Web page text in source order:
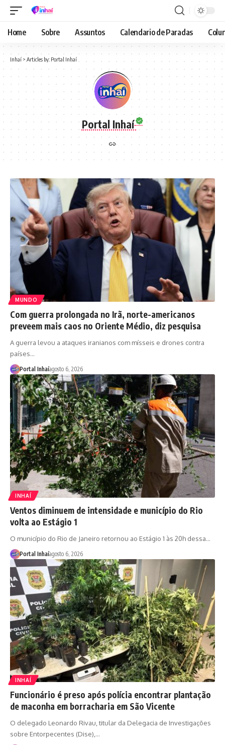
Home Sobre Assuntos Calendario de Paradas
Inhaí > Articles by: Portal Inhaí
Portal Inhaí
MUNDO
Com guerra prolongada no Irã, norte-americanos
preveem mais caos no Oriente Médio, diz pesquisa
A guerra levou a ataques iranianos com mísseis e drones contra
países…
Portal Inhaíagosto 6, 2026
INHAÍ
Ventos diminuem de intensidade e município do Rio
volta ao Estágio 1
O município do Rio de Janeiro retornou ao Estágio 1 às 20h dessa…
Portal Inhaíagosto 6, 2026
INHAÍ
Funcionário é preso após polícia encontrar plantação
de maconha em borracharia em São Vicente
O delegado Leonardo Rivau, titular da Delegacia de Investigações
sobre Entorpecentes (Dise),…